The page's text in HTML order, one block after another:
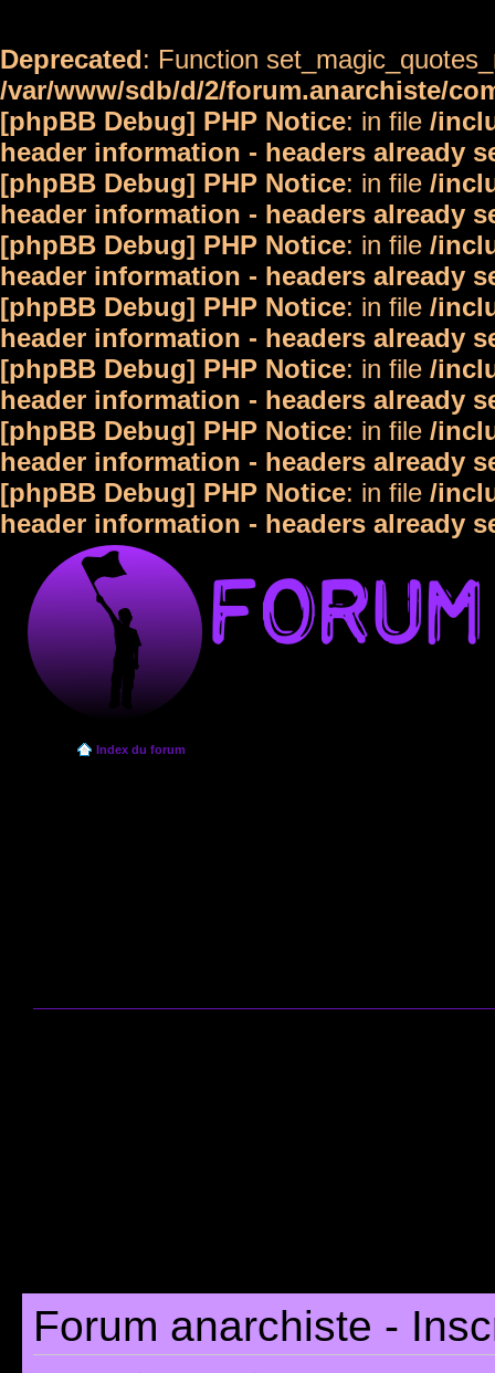
Deprecated: Function
/var/www/sdb/d/2/forum.anarchiste/
[phpBB Debug] PHP Notice: in file /
header information - headers already
[phpBB Debug] PHP Notice: in file /
header information - headers already
[phpBB Debug] PHP Notice: in file /
header information - headers already
[phpBB Debug] PHP Notice: in file /
header information - headers already
[phpBB Debug] PHP Notice: in file /
header information - headers already
[phpBB Debug] PHP Notice: in file /
header information - headers already
[phpBB Debug] PHP Notice: in file /
header information - headers already
Index du forum
Forum anarchiste -